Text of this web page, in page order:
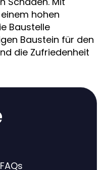
hohen
Baustelle
Baustein für den
die Zufriedenheit
FAQs